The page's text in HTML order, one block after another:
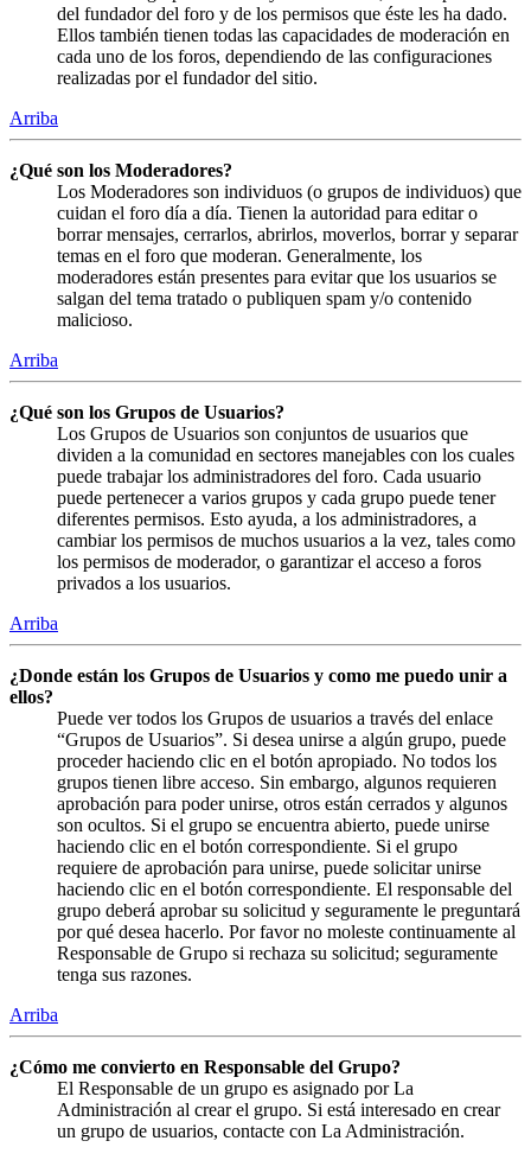
del fundador del foro y de los permisos que éste les ha dado.
Ellos también tienen todas las capacidades de moderación en
cada uno de los foros, dependiendo de las configuraciones
realizadas por el fundador del sitio.
Arriba
¿Qué son los Moderadores?
Los Moderadores son individuos (o grupos de individuos) que
cuidan el foro día a día. Tienen la autoridad para editar o
borrar mensajes, cerrarlos, abrirlos, moverlos, borrar y separar
temas en el foro que moderan. Generalmente, los
moderadores están presentes para evitar que los usuarios se
salgan del tema tratado o publiquen spam y/o contenido
malicioso.
Arriba
¿Qué son los Grupos de Usuarios?
Los Grupos de Usuarios son conjuntos de usuarios que
dividen a la comunidad en sectores manejables con los cuales
puede trabajar los administradores del foro. Cada usuario
puede pertenecer a varios grupos y cada grupo puede tener
diferentes permisos. Esto ayuda, a los administradores, a
cambiar los permisos de muchos usuarios a la vez, tales como
los permisos de moderador, o garantizar el acceso a foros
privados a los usuarios.
Arriba
¿Donde están los Grupos de Usuarios y como me puedo unir a
ellos?
Puede ver todos los Grupos de usuarios a través del enlace
“Grupos de Usuarios”. Si desea unirse a algún grupo, puede
proceder haciendo clic en el botón apropiado. No todos los
grupos tienen libre acceso. Sin embargo, algunos requieren
aprobación para poder unirse, otros están cerrados y algunos
son ocultos. Si el grupo se encuentra abierto, puede unirse
haciendo clic en el botón correspondiente. Si el grupo
requiere de aprobación para unirse, puede solicitar unirse
haciendo clic en el botón correspondiente. El responsable del
grupo deberá aprobar su solicitud y seguramente le preguntará
por qué desea hacerlo. Por favor no moleste continuamente al
Responsable de Grupo si rechaza su solicitud; seguramente
tenga sus razones.
Arriba
¿Cómo me convierto en Responsable del Grupo?
El Responsable de un grupo es asignado por La
Administración al crear el grupo. Si está interesado en crear
un grupo de usuarios, contacte con La Administración.